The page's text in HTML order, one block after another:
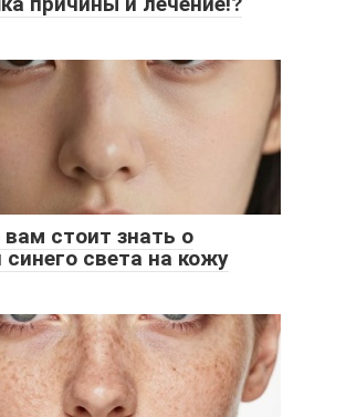
вам стоит знать о
света на кожу